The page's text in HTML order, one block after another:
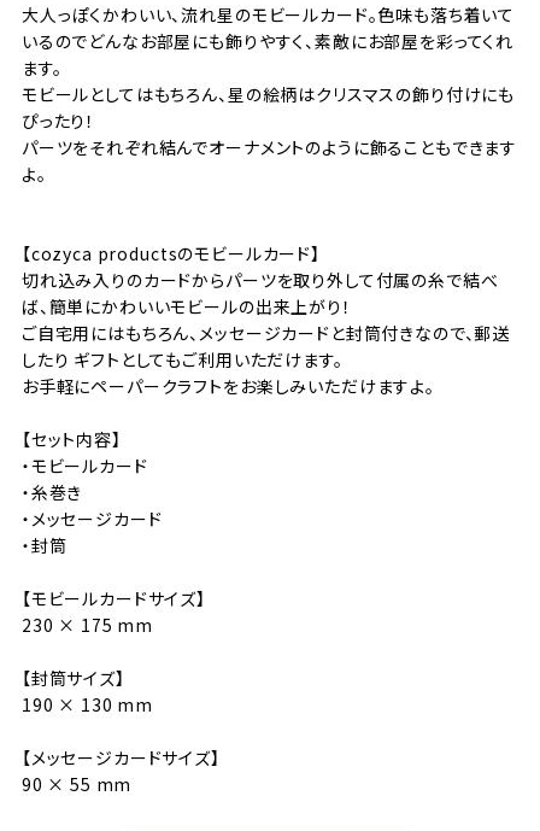
大人っぽくかわいい、流れ星のモビールカード。色味も落ち着いて
いるのでどんなお部屋にも飾りやすく、素敵にお部屋を彩ってくれ
ます。
モビールとしてはもちろん、星の絵柄はクリスマスの飾り付けにも
ぴったり！
パーツをそれぞれ結んでオーナメントのように飾ることもできます
よ。
【cozyca productsのモビールカード】
切れ込み入りのカードからパーツを取り外して付属の糸で結べ
ば、簡単にかわいいモビールの出来上がり！
ご自宅用にはもちろん、メッセージカードと封筒付きなので、郵送
したり ギフトとしてもご利用いただけます。
お手軽にペーパークラフトをお楽しみいただけますよ。
【セット内容】
・モビールカード
・糸巻き
・メッセージカード
・封筒
【モビールカードサイズ】
230 × 175 mm
【封筒サイズ】
190 × 130 mm
【メッセージカードサイズ】
90 × 55 mm